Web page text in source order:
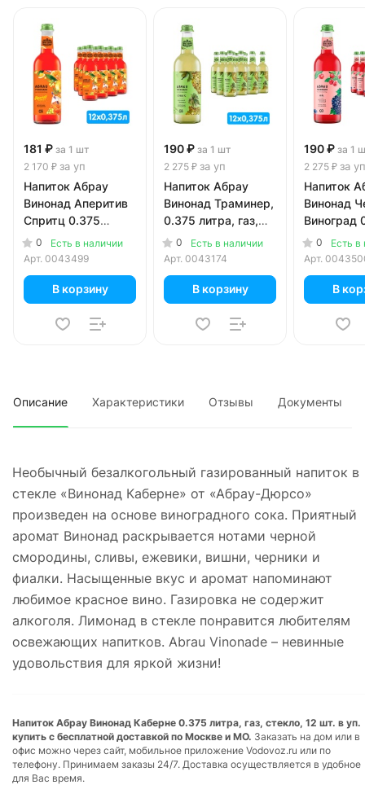
181 ₽ за 1 шт
2 170 ₽ за уп
Напиток Абрау
Винонад Аперитив
Спритц 0.375
литра, газ, стекло,
12 шт. в уп.
0
Есть в наличии
Арт. 0043499
В корзину
190 ₽ за 1 шт
2 275 ₽ за уп
Напиток Абрау
Винонад Траминер,
0.375 литра, газ,
стекло, 12 шт. в уп.
0
Есть в наличии
Арт. 0043174
В корзину
190 ₽ за 1
2 275 ₽ за уп
Напиток
Винонад
Виноград
литра,
12 шт. в
0
Есть в
Арт.
В
Описание Характеристики Отзывы Документы
Необычный безалкогольный газированный напиток в
стекле «Винонад Каберне» от «Абрау-Дюрсо»
произведен на основе виноградного сока. Приятный
аромат Винонад раскрывается нотами черной
смородины, сливы, ежевики, вишни, черники и
фиалки. Насыщенные вкус и аромат напоминают
любимое красное вино. Газировка не содержит
алкоголя. Лимонад в стекле понравится любителям
освежающих напитков. Abrau Vinonade – невинные
удовольствия для яркой жизни!
Напиток Абрау Винонад Каберне 0.375 литра, газ, стекло, 12 шт. в уп.
купить с бесплатной доставкой по Москве и МО. Заказать на дом или в
офис можно через сайт, мобильное приложение Vodovoz.ru или по
телефону. Принимаем заказы 24/7. Доставка осуществляется в удобное
для Вас время.